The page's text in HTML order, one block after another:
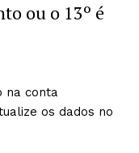
ou o 13º é
na conta
os dados no